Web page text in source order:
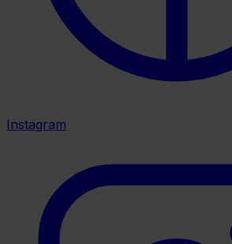
Instagram